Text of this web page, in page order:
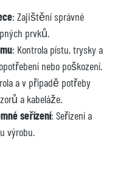
: Zajištění správné
prvků.
: Kontrola pístu, trysky a
nebo poškození.
a v případě potřeby
a kabeláže.
seřízení: Seřízení a
výrobu.